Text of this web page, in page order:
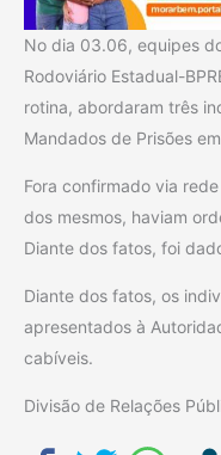
No dia 03.06, equipes
Rodoviário Estadual-
rotina, abordaram três
Mandados de Prisões
Fora confirmado via
dos mesmos, haviam
Diante dos fatos, foi
Diante dos fatos, os
apresentados à
cabíveis.
Divisão de Relações